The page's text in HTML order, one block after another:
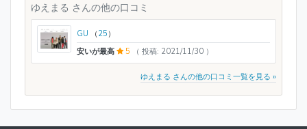
ゆえまる さんの他の口コミ
GU （ 25 ）
安いが最高
5 （ 投稿: 2021/11/30 ）
ゆえまる さんの他の口コミ一覧を見る »